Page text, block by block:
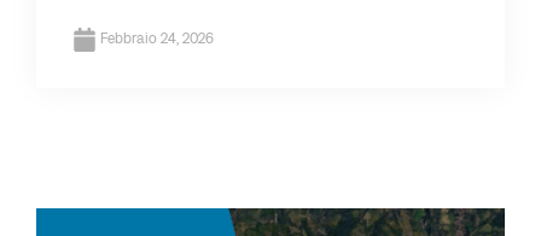
Febbraio 24, 2026